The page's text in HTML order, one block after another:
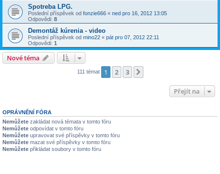
Spotreba LPG.
Poslední příspěvek od fonzie666 « ned pro 16, 2012 13:05
Odpovědi: 8
Demontáž kúrenia - video
Poslední příspěvek od mino22 « pát pro 07, 2012 22:11
Odpovědi: 1
Nové téma
111 témat 1 2 3
Přejít na
OPRÁVNĚNÍ FÓRA
Nemůžete zakládat nová témata v tomto fóru
Nemůžete odpovídat v tomto fóru
Nemůžete upravovat své příspěvky v tomto fóru
Nemůžete mazat své příspěvky v tomto fóru
Nemůžete přikládat soubory v tomto fóru